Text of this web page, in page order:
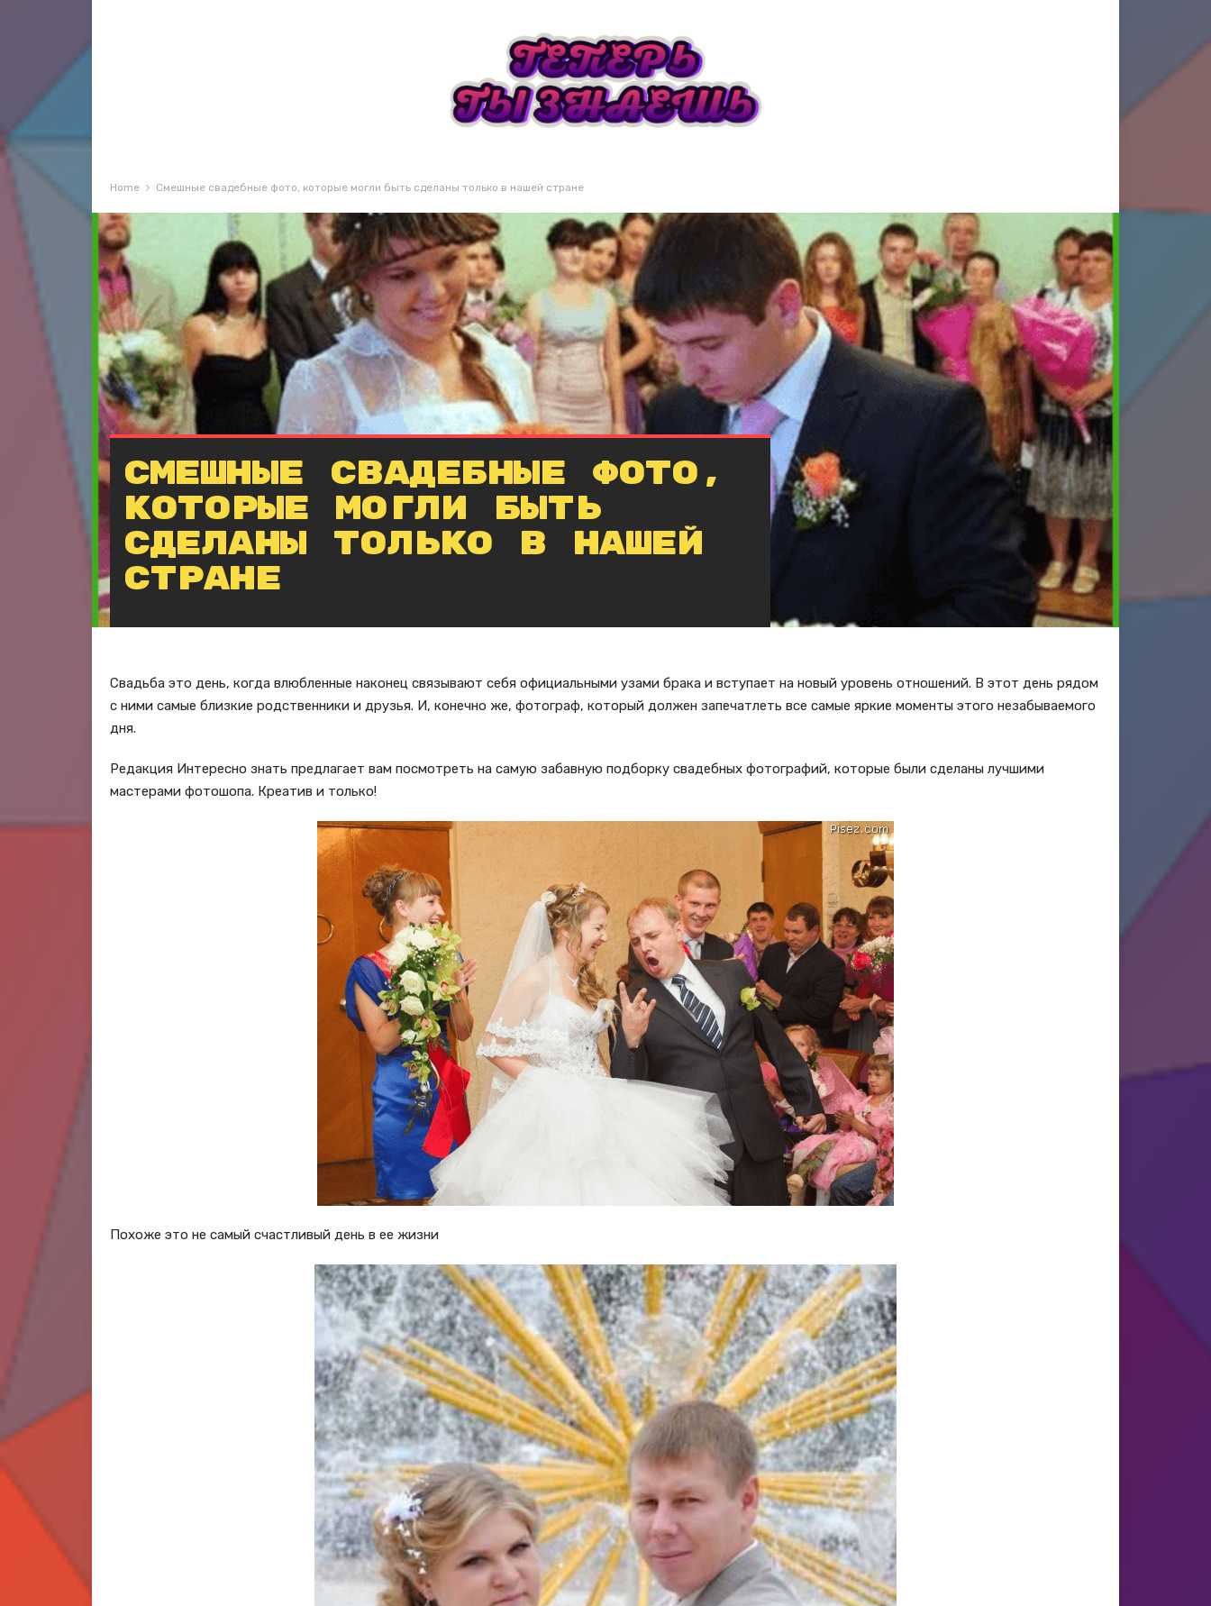
Home Смешные свадебные фото, которые могли быть сделаны только в нашей стране
Смешные свадебные фото,
которые могли быть
сделаны только в нашей
стране
Свадьба это день, когда влюбленные наконец связывают себя официальными узами брака и вступает на новый уровень отношений. В этот день рядом
с ними самые близкие родственники и друзья. И, конечно же, фотограф, который должен запечатлеть все самые яркие моменты этого незабываемого
дня.
Редакция Интересно знать предлагает вам посмотреть на самую забавную подборку свадебных фотографий, которые были сделаны лучшими
мастерами фотошопа. Креатив и только!
Похоже это не самый счастливый день в ее жизни